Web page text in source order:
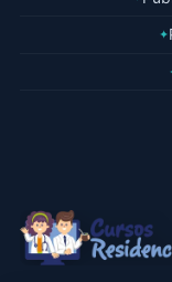
✦